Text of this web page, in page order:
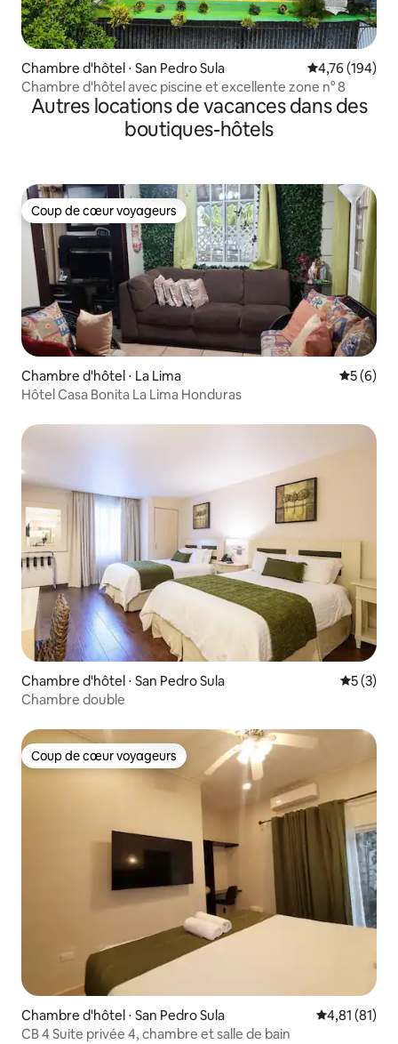
Chambre d'hôtel ⋅ San Pedro Sula Évaluation
4,76 (194)
Chambre d'hôtel avec piscine et excellente zone n° 8
Autres locations de vacances dans des
boutiques-hôtels
Coup de cœur voyageurs
Coup de cœur voyageurs
Chambre d'hôtel ⋅ La Lima
5 (6)
Hôtel Casa Bonita La Lima Honduras
Chambre d'hôtel ⋅ San Pedro Sula
5 (3)
Chambre double
Coup de cœur voyageurs
Coup de cœur voyageurs
Chambre d'hôtel ⋅ San Pedro Sula Évaluation
4,81 (81)
CB 4 Suite privée 4, chambre et salle de bain